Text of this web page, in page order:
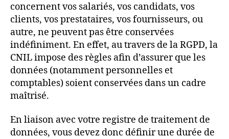
concernent vos salariés, vos candidats, vos
clients, vos prestataires, vos fournisseurs, ou
autre, ne peuvent pas être conservées
indéfiniment. En effet, au travers de la RGPD, la
CNIL impose des règles afin d’assurer que les
données (notamment personnelles et
comptables) soient conservées dans un cadre
maîtrisé.
En liaison avec votre registre de traitement de
données, vous devez donc définir une durée de